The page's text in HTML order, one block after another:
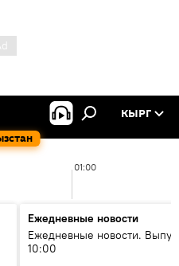
КЫРГ
01:00
Ежедневные новости
Ежедневные новости.
10:00